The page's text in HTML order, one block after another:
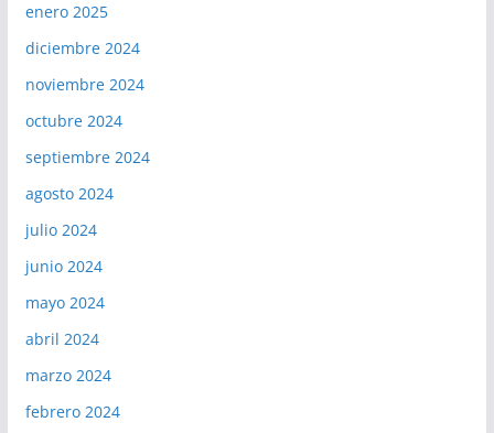
enero 2025
diciembre 2024
noviembre 2024
octubre 2024
septiembre 2024
agosto 2024
julio 2024
junio 2024
mayo 2024
abril 2024
marzo 2024
febrero 2024